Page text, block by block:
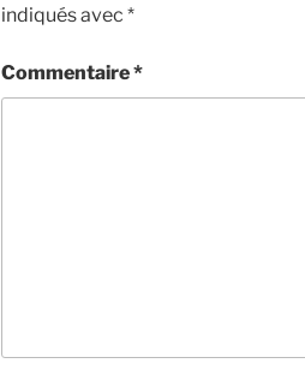
indiqués avec *
Commentaire*